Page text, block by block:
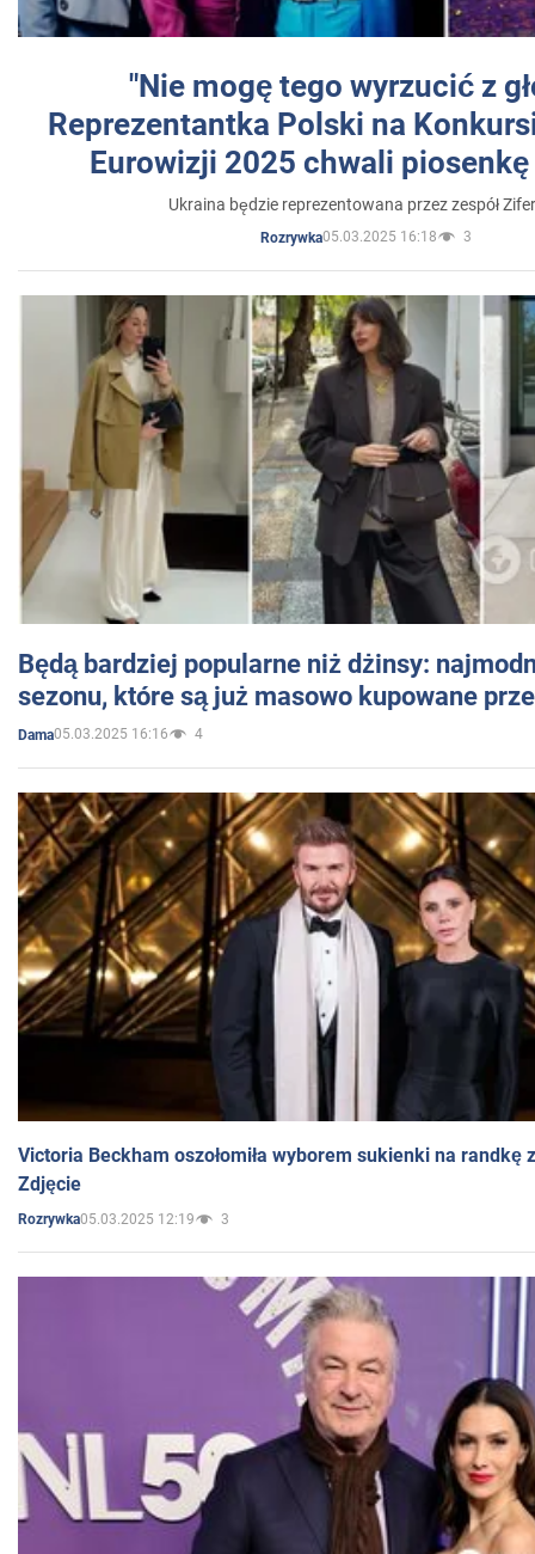
"Nie mogę tego wyrzucić z
Reprezentantka Polski na
Eurowizji 2025 chwali
Ukraina będzie reprezentowana przez zespół
Rozrywka05.03.2025 16:18 3
Będą bardziej popularne niż dżinsy:
sezonu, które są już masowo kupowane
Dama05.03.2025 16:16 4
Victoria Beckham oszołomiła wyborem sukienki na randkę
Zdjęcie
Rozrywka05.03.2025 12:19 3